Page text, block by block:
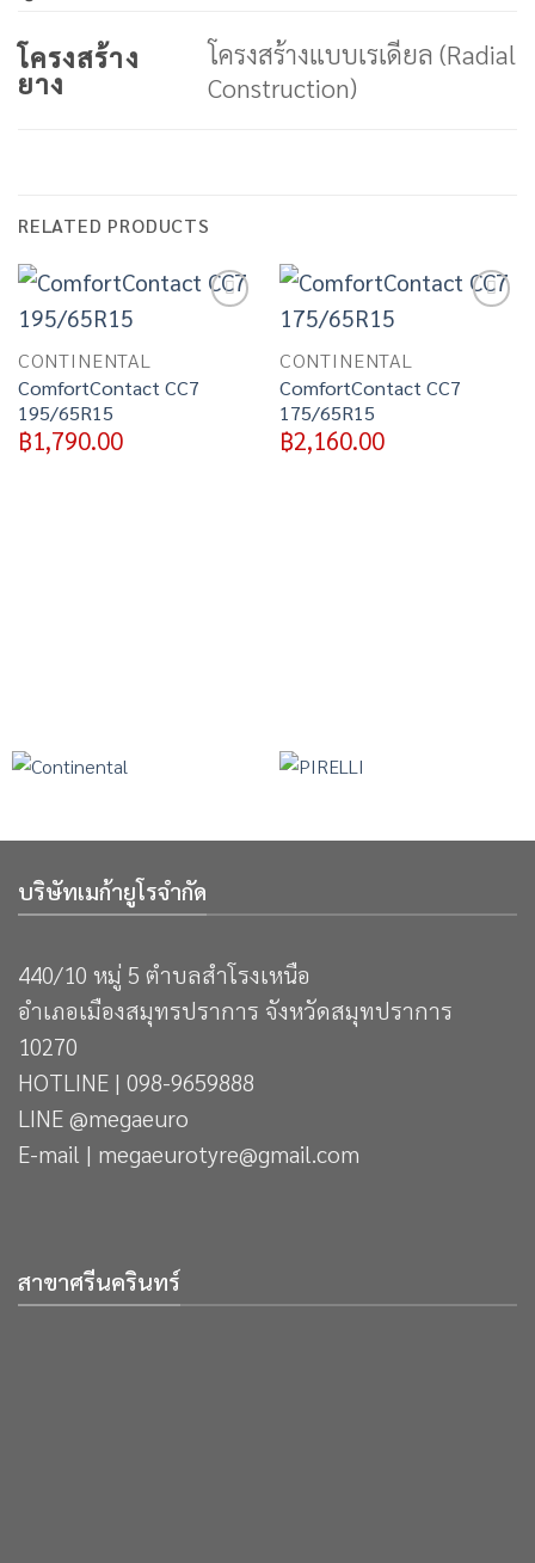
โครงสร้าง
ยาง
โครงสร้างแบบเรเดียล (Radial
Construction)
RELATED PRODUCTS
CONTINENTAL
ComfortContact CC7
195/65R15
฿1,790.00
CONTINENTAL
ComfortContact CC7
175/65R15
฿2,160.00
บริษัทเมก้ายูโรจำกัด
440/10 หมู่ 5 ตำบลสำโรงเหนือ
อำเภอเมืองสมุทรปราการ จังหวัดสมุทปราการ
10270
HOTLINE | 098-9659888
LINE @megaeuro
E-mail | megaeurotyre@gmail.com
สาขาศรีนครินทร์